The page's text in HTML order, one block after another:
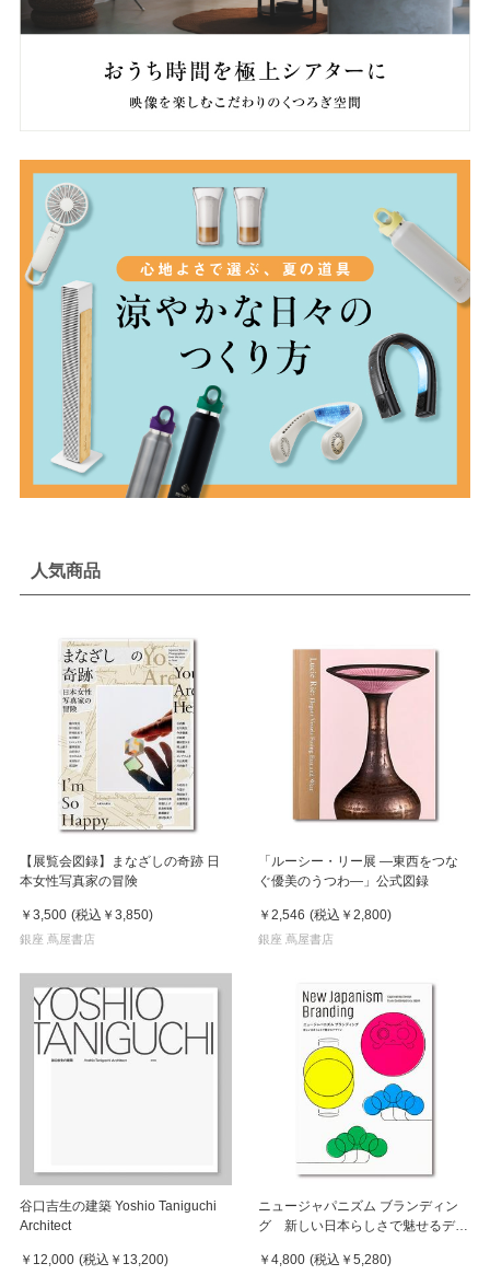
人気商品
【展覧会図録】まなざしの奇跡 日
本女性写真家の冒険
￥3,500 (税込 ￥3,850)
銀座 蔦屋書店
「ルーシー・リー展 ―東西をつな
ぐ優美のうつわ―」公式図録
￥2,546 (税込 ￥2,800)
銀座 蔦屋書店
谷口吉生の建築 Yoshio Taniguchi
Architect
￥12,000 (税込 ￥13,200)
ニュージャパニズム ブランディン
グ 新しい日本らしさで魅せるデザ
￥4,800 (税込 ￥5,280)